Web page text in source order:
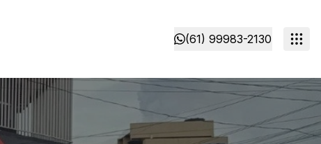
(61) 99983-2130